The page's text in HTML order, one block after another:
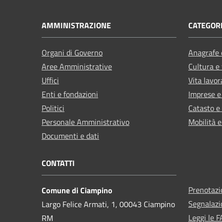
AMMINISTRAZIONE
Organi di Governo
Aree Amministrative
Uffici
Enti e fondazioni
Politici
Personale Amministrativo
Documenti e dati
Cultura
Vita
Imprese
Catasto
Mobilità
CONTATTI
Comune di Ciampino
Largo Felice Armati, 1, 00043 Ciampino
RM
Leggi le